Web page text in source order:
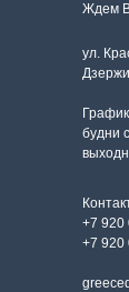
Ждем
ул.
будни
+7 920
+7 920